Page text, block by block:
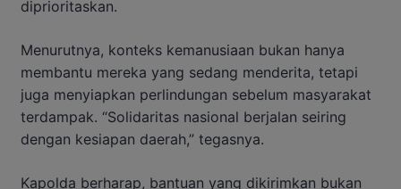
diprioritaskan.
Menurutnya, konteks kemanusiaan bukan hanya
membantu mereka yang sedang menderita, tetapi
juga menyiapkan perlindungan sebelum masyarakat
terdampak. “Solidaritas nasional berjalan seiring
dengan kesiapan daerah,” tegasnya.
Kapolda berharap, bantuan yang dikirimkan bukan